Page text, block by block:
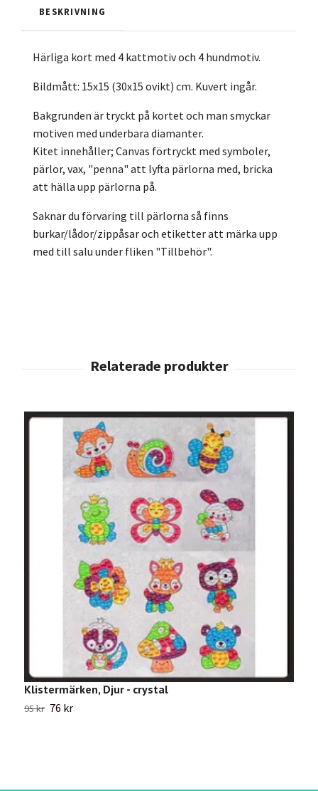
BESKRIVNING
Härliga kort med 4 kattmotiv och 4 hundmotiv.
Bildmått: 15x15 (30x15 ovikt) cm. Kuvert ingår.
Bakgrunden är tryckt på kortet och man smyckar
motiven med underbara diamanter.
Kitet innehåller; Canvas förtryckt med symboler,
pärlor, vax, "penna" att lyfta pärlorna med, bricka
att hälla upp pärlorna på.
Saknar du förvaring till pärlorna så finns
burkar/lådor/zippåsar och etiketter att märka upp
med till salu under fliken "Tillbehör".
Klistermärken, Djur - crystal
95 kr 76 kr